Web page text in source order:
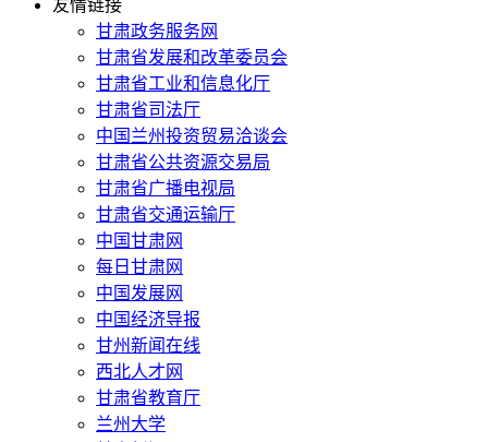
友情链接
甘肃政务服务网
甘肃省发展和改革委员会
甘肃省工业和信息化厅
甘肃省司法厅
中国兰州投资贸易洽谈会
甘肃省公共资源交易局
甘肃省广播电视局
甘肃省交通运输厅
中国甘肃网
每日甘肃网
中国发展网
中国经济导报
甘州新闻在线
西北人才网
甘肃省教育厅
兰州大学